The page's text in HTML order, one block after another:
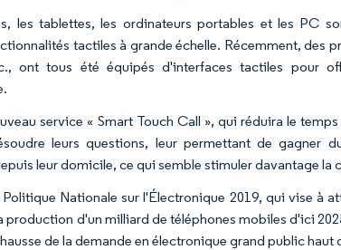
les tablettes, les ordinateurs portables et les PC
tactiles à grande échelle. Récemment, des
ont tous été équipés d'interfaces tactiles pour
service « Smart Touch Call », qui réduira le
leurs questions, leur permettant de gagner
leur domicile, ce qui semble stimuler davantage la
Nationale sur l'Électronique 2019, qui vise à
production d'un milliard de téléphones mobiles d'ici
de la demande en électronique grand public haut